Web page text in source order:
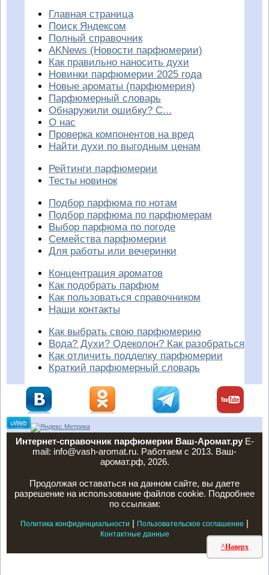
^Наверх
Главная страница
Поиск Яндексом
Полный справочник
AKNews (Новости парфюмерии)
Как правильно наносить духи
Новинки парфюмерии 2025 года
Новые ароматы (парфюмерия)
Парфюмерный словарь
Обнаружили ошибку? С...
О нас
Проверка компонентов на вред
Найти духи по выгодным ценам
Рейтинги парфюмерии
Тесты новинок
Подбор парфюма по нотам
Подбор парфюма по парфюмерам
Выбор парфюма по погоде
Семейства парфюмерии
Для работы или вечеринки
Концентрация ароматов
Как подобрать парфюм
Как пользоваться справочником
Наши контакты
Как выбрать свою парфюмерию
Вода? Духи? Одеколон? Как разобраться
Как отличить подделку парфюмерии
Краткий парфюмерный словарь
Интернет-справочник парфюмерии Ваш-Аромат.руE-
mail: info@vash-aromat.ru. Работаем с 2013. Ваш-
аромат.рф, 2026.
Продолжая оставаться на данном сайте, вы даете
разрешение на использование файлов cookie. Подробнее
по ссылкам:
Политика конфиденциальности | Пользовательское соглашение |
Контактные данные